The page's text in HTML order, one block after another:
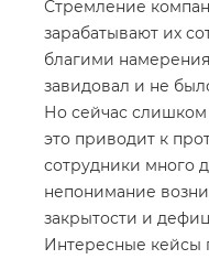
Стремление
зарабатывают их
благими
завидовал и не
Но сейчас
это приводит к
сотрудники много
непонимание
закрытости и
Интересные кейсы